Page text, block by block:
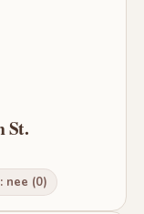
St.
nee (0)